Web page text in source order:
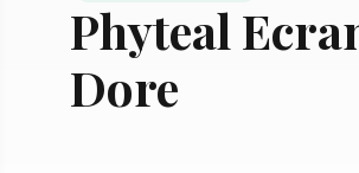
Phyteal
Dore